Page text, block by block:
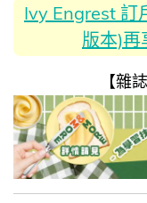
Ivy Engrest 訂
版本)再
【雜